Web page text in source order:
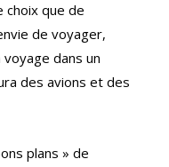
choix que de
de voyager,
dans un
des avions et des
plans » de